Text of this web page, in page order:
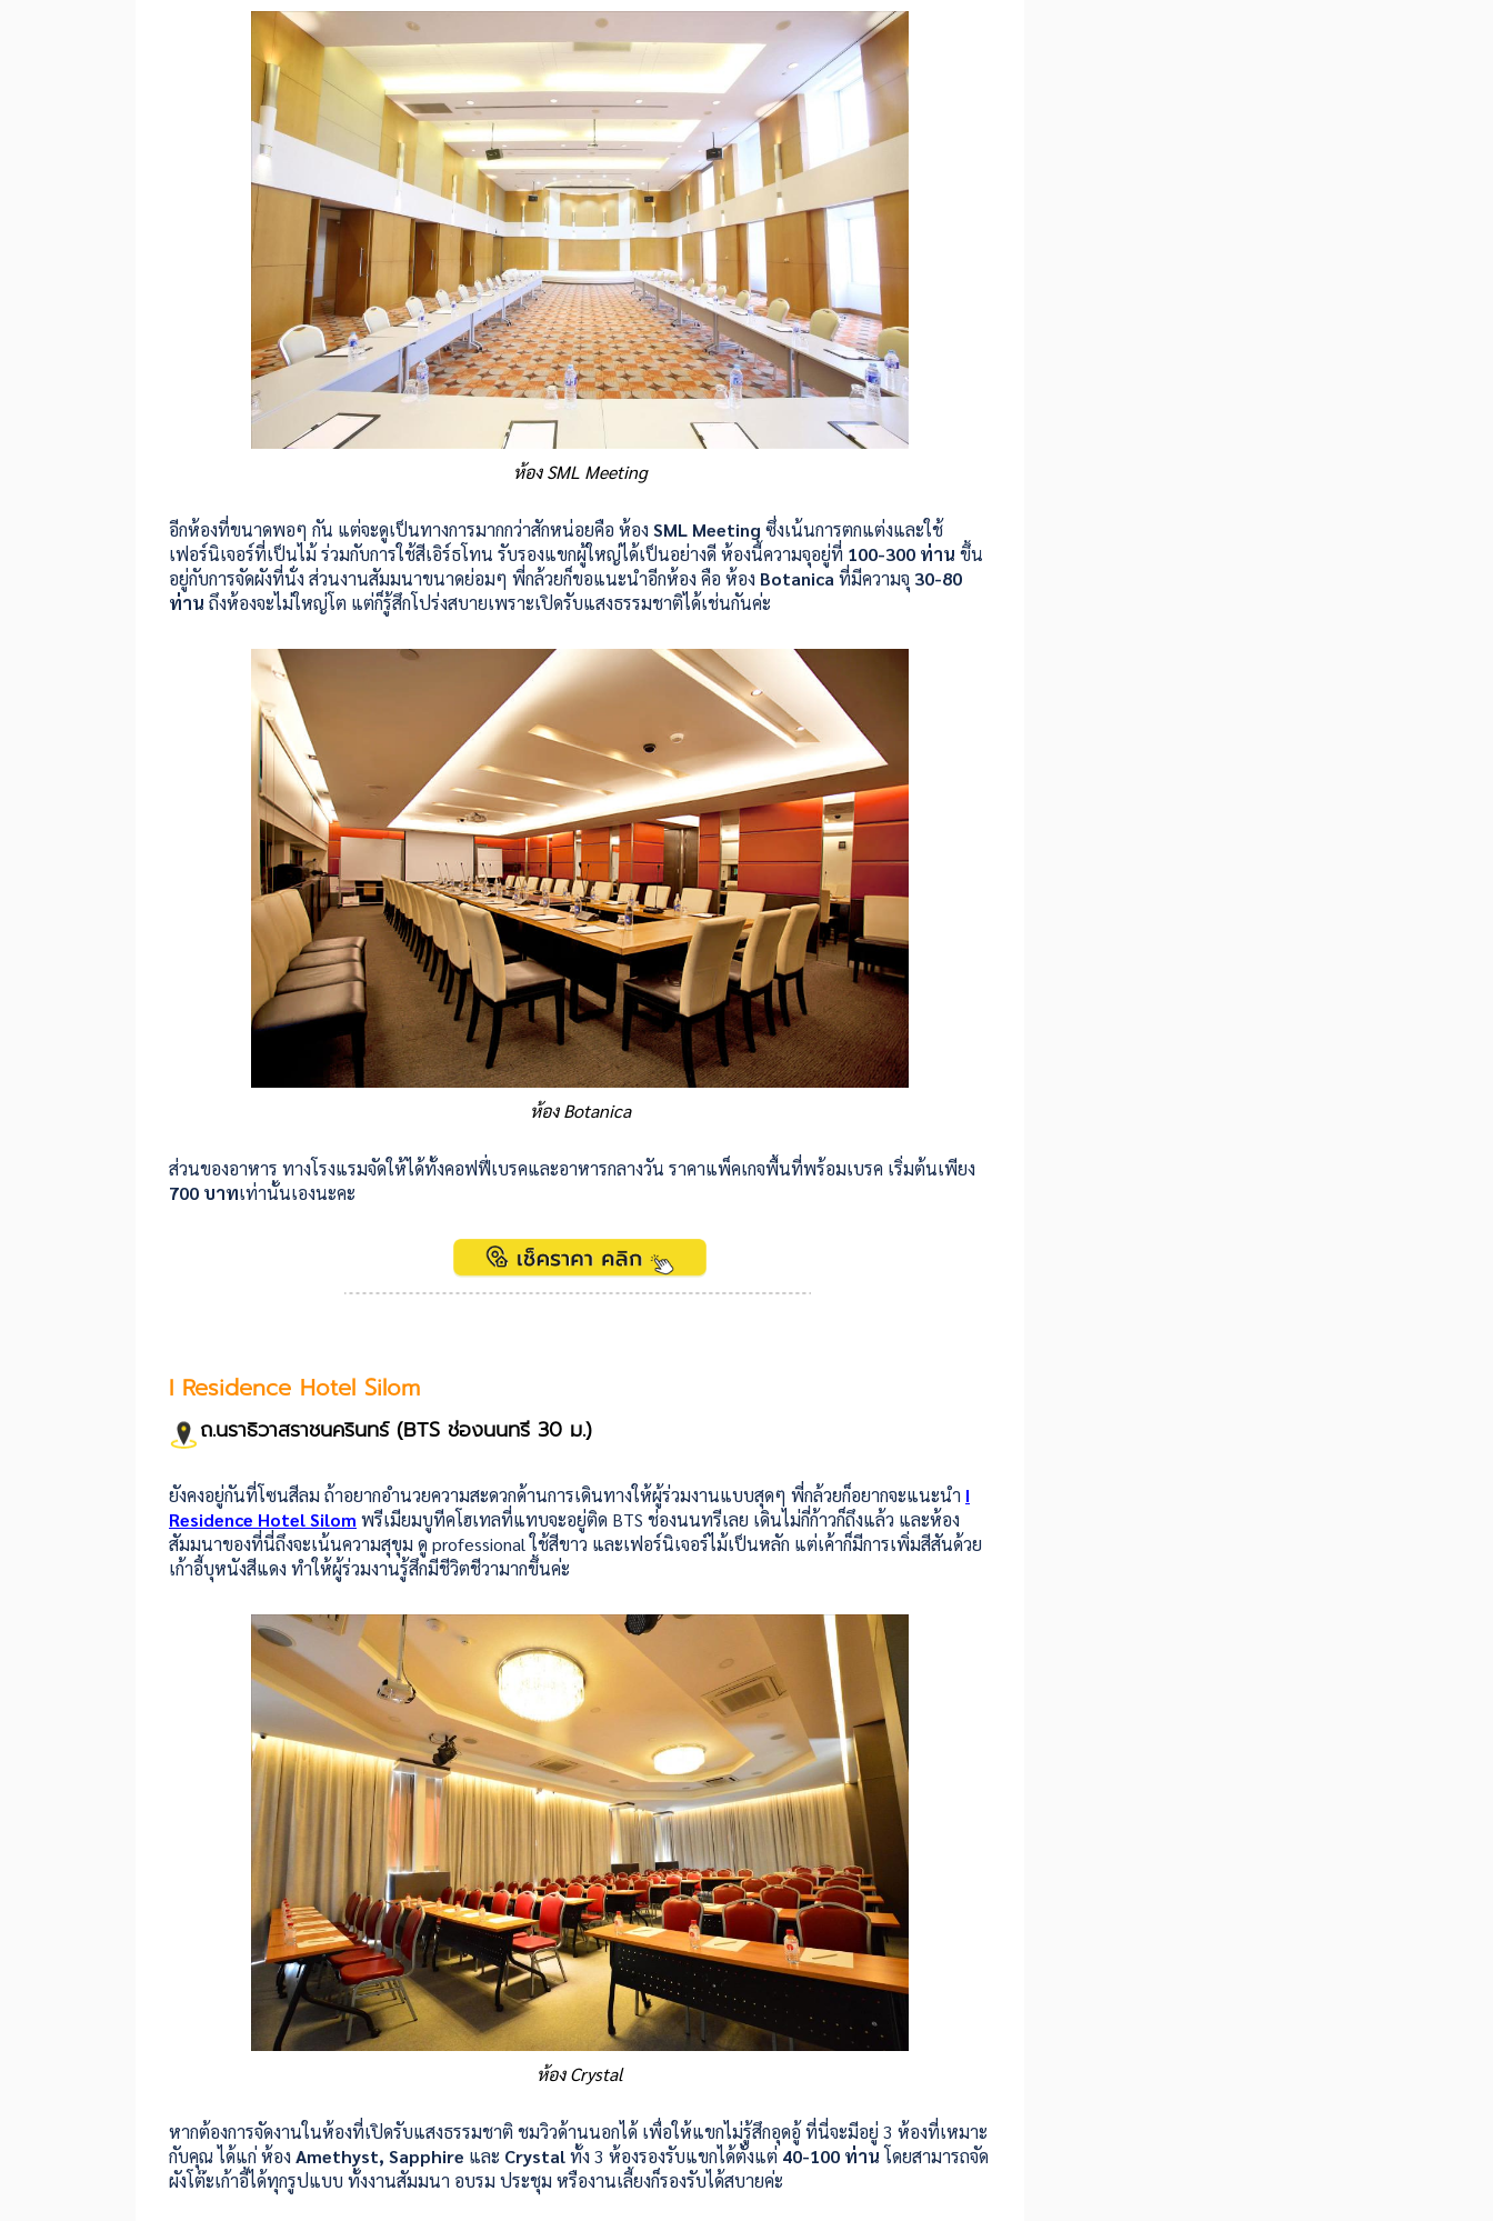
ห้อง SML Meeting
อีกห้องที่ขนาดพอๆ กัน แต่จะดูเป็นทางการมากกว่าสักหน่อยคือ ห้อง SML Meeting ซึ่งเน้นการตกแต่งและใช้
เฟอร์นิเจอร์ที่เป็นไม้ ร่วมกับการใช้สีเอิร์ธโทน รับรองแขกผู้ใหญ่ได้เป็นอย่างดี ห้องนี้ความจุอยู่ที่ 100-300 ท่าน ขึ้น
อยู่กับการจัดผังที่นั่ง ส่วนงานสัมมนาขนาดย่อมๆ พี่กล้วยก็ขอแนะนำอีกห้อง คือ ห้อง Botanicaที่มีความจุ 30-80
ท่าน ถึงห้องจะไม่ใหญ่โต แต่ก็รู้สึกโปร่งสบายเพราะเปิดรับแสงธรรมชาติได้เช่นกันค่ะ
ห้อง Botanica
ส่วนของอาหาร ทางโรงแรมจัดให้ได้ทั้งคอฟฟี่เบรคและอาหารกลางวัน ราคาแพ็คเกจพื้นที่พร้อมเบรค เริ่มต้นเพียง
700 บาทเท่านั้นเองนะคะ
I Residence Hotel Silom
ถ.นราธิวาสราชนครินทร์ (BTS ช่องนนทรี 30 ม.)
ยังคงอยู่กันที่โซนสีลม ถ้าอยากอำนวยความสะดวกด้านการเดินทางให้ผู้ร่วมงานแบบสุดๆ พี่กล้วยก็อยากจะแนะนำ I
Residence Hotel Silom พรีเมียมบูทีคโฮเทลที่แทบจะอยู่ติด BTS ช่องนนทรีเลย เดินไม่กี่ก้าวก็ถึงแล้ว และห้อง
สัมมนาของที่นี่ถึงจะเน้นความสุขุม ดู professional ใช้สีขาว และเฟอร์นิเจอร์ไม้เป็นหลัก แต่เค้าก็มีการเพิ่มสีสันด้วย
เก้าอี้บุหนังสีแดง ทำให้ผู้ร่วมงานรู้สึกมีชีวิตชีวามากขึ้นค่ะ
ห้อง Crystal
หากต้องการจัดงานในห้องที่เปิดรับแสงธรรมชาติ ชมวิวด้านนอกได้ เพื่อให้แขกไม่รู้สึกอุดอู้ ที่นี่จะมีอยู่ 3 ห้องที่เหมาะ
กับคุณ ได้แก่ ห้อง Amethyst, Sapphire และ Crystalทั้ง 3 ห้องรองรับแขกได้ตั้งแต่ 40-100 ท่าน โดยสามารถจัด
ผังโต๊ะเก้าอี้ได้ทุกรูปแบบ ทั้งงานสัมมนา อบรม ประชุม หรืองานเลี้ยงก็รองรับได้สบายค่ะ